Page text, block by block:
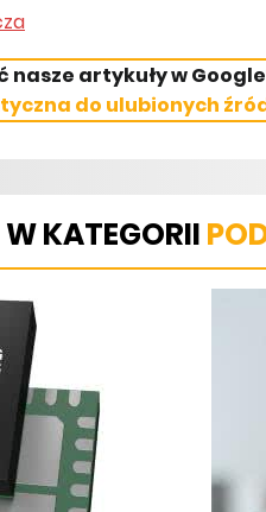
nasze artykuły w
do ulubionych
KATEGORII